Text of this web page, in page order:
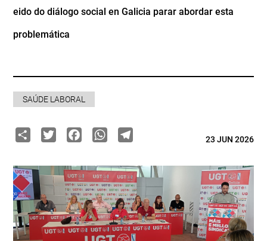
eido do diálogo social en Galicia parar abordar esta
problemática
SAÚDE LABORAL
ShareTwitterFacebook
WhatsApp
Telegram23 JUN 2026